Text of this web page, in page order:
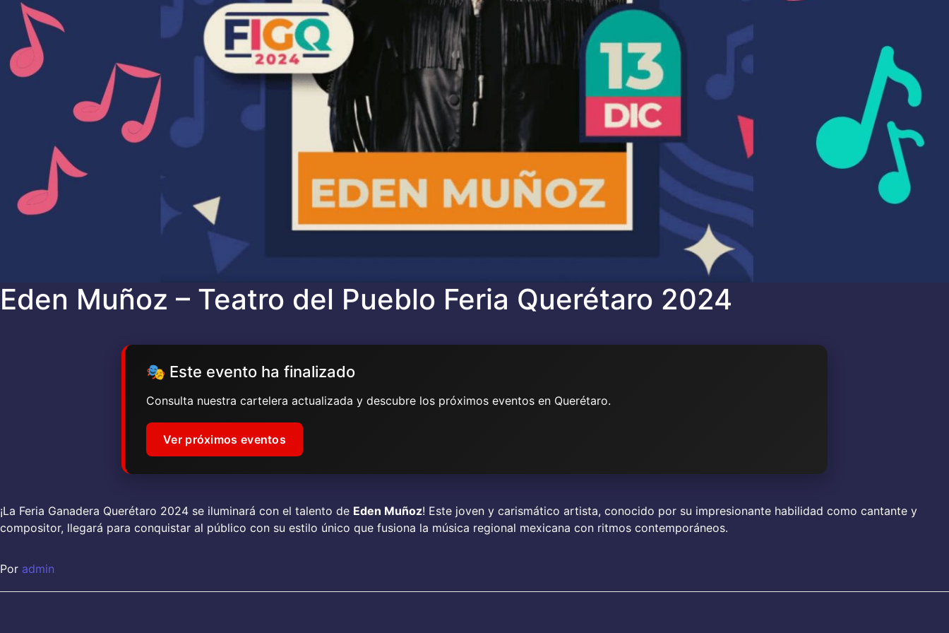
Eden Muñoz – Teatro del Pueblo Feria Querétaro 2024
🎭 Este evento ha finalizado
Consulta nuestra cartelera actualizada y descubre los próximos eventos en Querétaro.
Ver próximos eventos
¡La Feria Ganadera Querétaro 2024 se iluminará con el talento de Eden Muñoz! Este joven y carismático artista, conocido por su impresionante habilidad como cantante y
compositor, llegará para conquistar al público con su estilo único que fusiona la música regional mexicana con ritmos contemporáneos.
Por admin